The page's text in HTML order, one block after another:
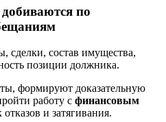
по
сделки, состав имущества,
позиции должника.
формируют доказательную
работу с финансовым
и затягивания.